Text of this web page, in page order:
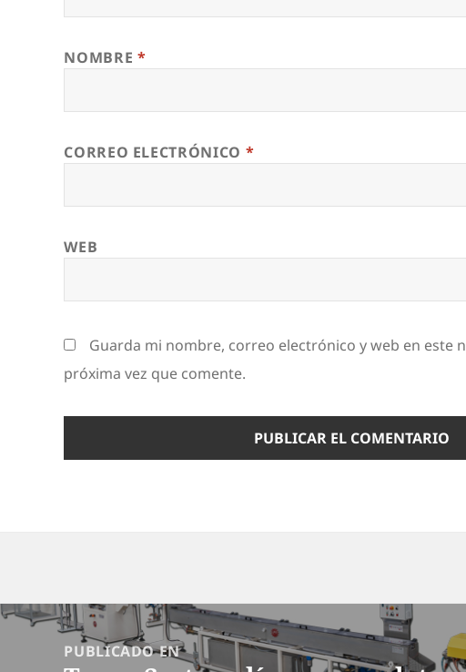
NOMBRE *
CORREO ELECTRÓNICO *
WEB
Guarda mi nombre, correo electrónico y web en este
próxima vez que comente.
Navegación
PUBLICADO EN